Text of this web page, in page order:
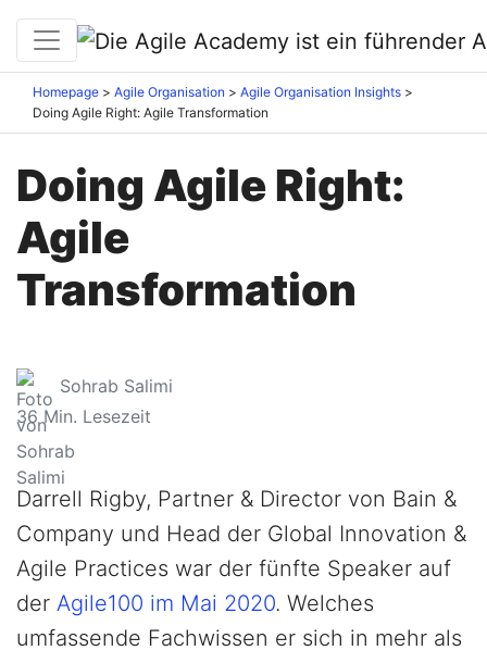
Homepage Agile Organisation
Agile Organisation Insights
Doing Agile Right: Agile Transformation
Doing Agile Right:
Agile
Transformation
Sohrab Salimi
36Min. Lesezeit
Darrell Rigby, Partner & Director von Bain &
Company und Head der Global Innovation &
Agile Practices war der fünfte Speaker auf
der Agile100 im Mai 2020. Welches
umfassende Fachwissen er sich in mehr als